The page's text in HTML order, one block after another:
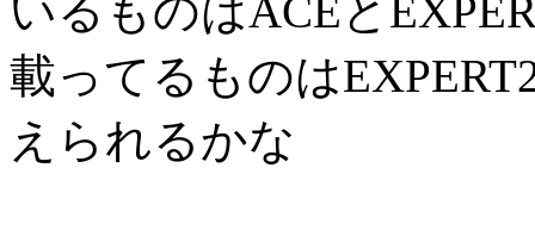
いるものはACEと
載ってるものは
えられるかな